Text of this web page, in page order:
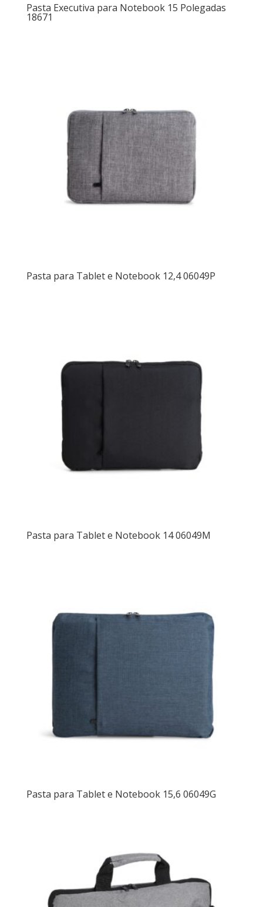
Pasta Executiva para Notebook 15 Polegadas
18671
Pasta para Tablet e Notebook 12,4 06049P
Pasta para Tablet e Notebook 14 06049M
Pasta para Tablet e Notebook 15,6 06049G